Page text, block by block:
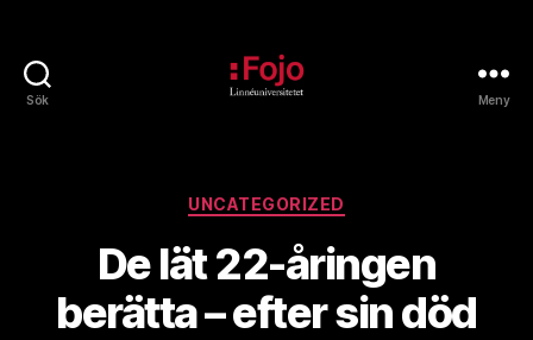
Sök Meny
Kategorier
UNCATEGORIZED
De lät 22-åringen
berätta – efter sin död